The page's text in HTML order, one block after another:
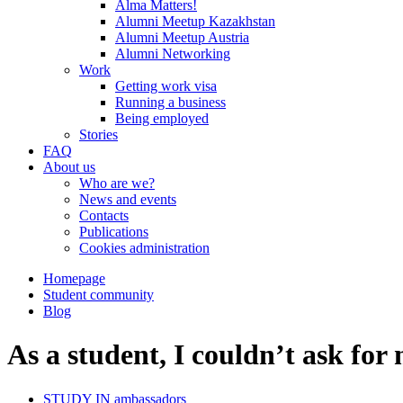
Alma Matters!
Alumni Meetup Kazakhstan
Alumni Meetup Austria
Alumni Networking
Work
Getting work visa
Running a business
Being employed
Stories
FAQ
About us
Who are we?
News and events
Contacts
Publications
Cookies administration
Homepage
Student community
Blog
As a student, I couldn’t ask for
STUDY IN ambassadors